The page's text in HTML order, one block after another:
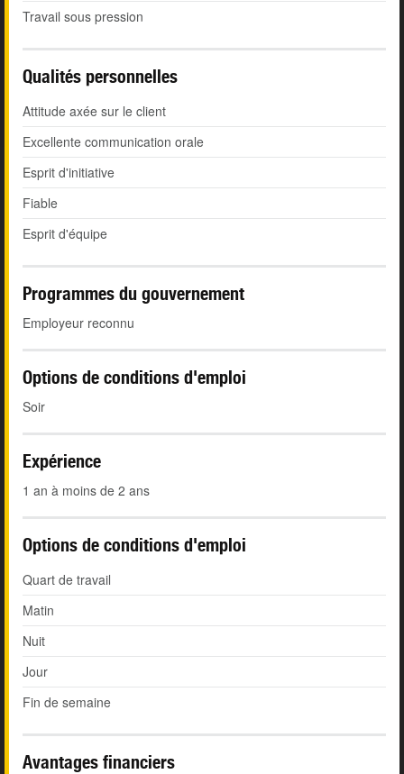
Travail sous pression
Qualités personnelles
Attitude axée sur le client
Excellente communication orale
Esprit d'initiative
Fiable
Esprit d'équipe
Programmes du gouvernement
Employeur reconnu
Options de conditions d'emploi
Soir
Expérience
1 an à moins de 2 ans
Options de conditions d'emploi
Quart de travail
Matin
Nuit
Jour
Fin de semaine
Avantages financiers